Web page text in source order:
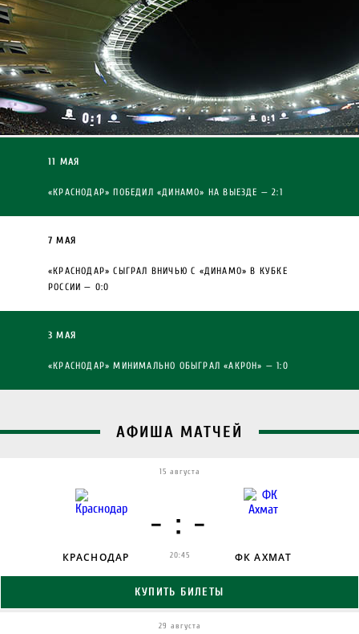
11 МАЯ
«КРАСНОДАР» ПОБЕДИЛ «ДИНАМО» НА ВЫЕЗДЕ — 2:1
7 МАЯ
«КРАСНОДАР» СЫГРАЛ ВНИЧЬЮ С «ДИНАМО» В КУБКЕ
РОССИИ — 0:0
3 МАЯ
«КРАСНОДАР» МИНИМАЛЬНО ОБЫГРАЛ «АКРОН» — 1:0
АФИША МАТЧЕЙ
15 августа
КРАСНОДАР
- : -
ФК АХМАТ
20:45
КУПИТЬ БИЛЕТЫ
29 августа